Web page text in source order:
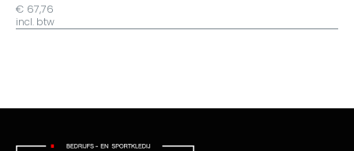
€ 67,76
incl. btw